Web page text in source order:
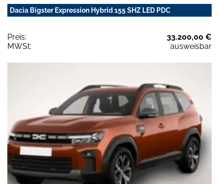
Dacia Bigster Expression Hybrid 155 SHZ LED PDC
Preis:
33.200,00 €
MWSt:
ausweisbar